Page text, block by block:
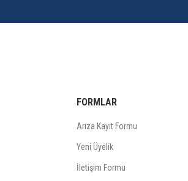
FORMLAR
Arıza Kayıt Formu
Yeni Üyelik
İletişim Formu